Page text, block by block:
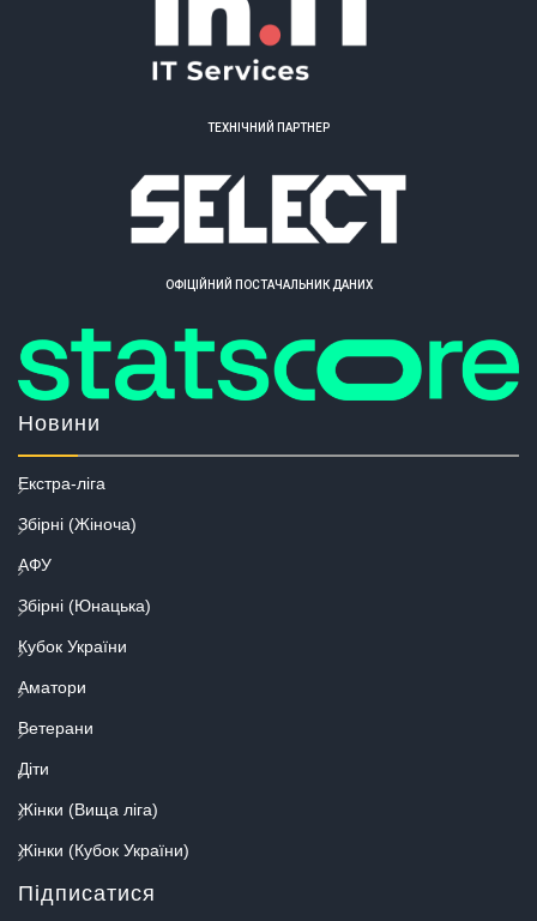
ТЕХНІЧНИЙ ПАРТНЕР
ОФІЦІЙНИЙ ПОСТАЧАЛЬНИК ДАНИХ
Новини
Екстра-ліга
Збірні (Жіноча)
АФУ
Збірні (Юнацька)
Кубок України
Аматори
Ветерани
Діти
Жінки (Вища ліга)
Жінки (Кубок України)
Підписатися